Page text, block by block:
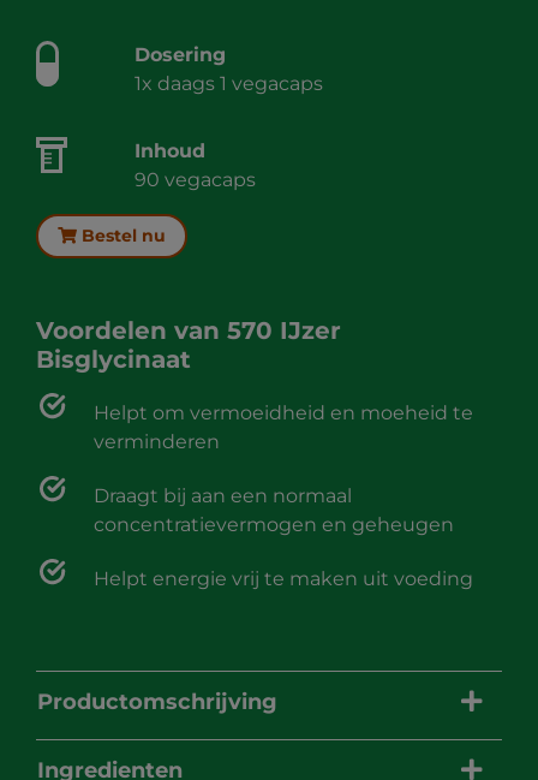
Dosering
1x daags 1 vegacaps
Inhoud
90 vegacaps
Bestel nu
Voordelen van 570 IJzer
Bisglycinaat
Helpt om vermoeidheid en moeheid te
verminderen
Draagt bij aan een normaal
concentratievermogen en geheugen
Helpt energie vrij te maken uit voeding
Productomschrijving
Ingredienten